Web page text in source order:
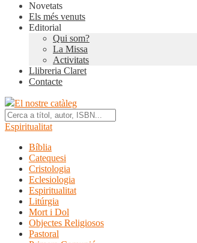
Novetats
Els més venuts
Editorial
Qui som?
La Missa
Activitats
Llibreria Claret
Contacte
El nostre catàleg
Espiritualitat
Bíblia
Catequesi
Cristologia
Eclesiologia
Espiritualitat
Litúrgia
Mort i Dol
Objectes Religiosos
Pastoral